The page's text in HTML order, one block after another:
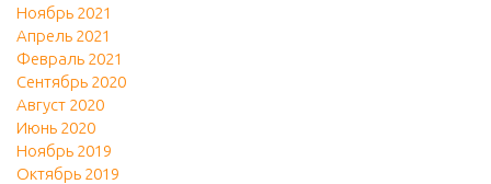
Ноябрь 2021
Апрель 2021
Февраль 2021
Сентябрь 2020
Август 2020
Июнь 2020
Ноябрь 2019
Октябрь 2019